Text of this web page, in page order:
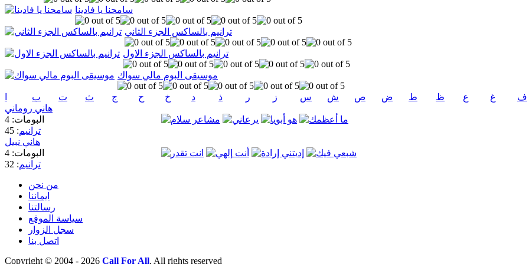
سامحنا يا فادينا
ترانيم بالساكس الجزء الثاني
ترانيم بالساكس الجزء الاول
موسيقى البوم مالي سواك
ب ت ث ج ح خ د ذ ر ز س ش ص ض ط ظ ع غ ف
هاني روماني
البومات: 4
ترانيم: 45
هاني نبيل
البومات: 4
ترانيم: 32
من نحن
ايماننا
رسالتنا
سياسة الموقع
سجل الزوار
اتصل بنا
Copyright © 2004 - 2026 Call For All. All rights reserved